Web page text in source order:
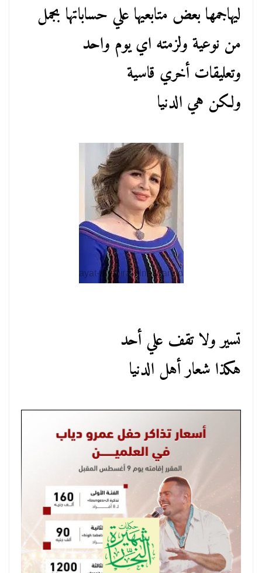
ليهاجمها بعض متابعيها علي حساباتها بجمل
من نوعية ولزمته اي يوم واحد
وتعليقات أخري قاسية
ولكن هي الدنيا
تسير ولا تقف علي أحد
هكذا شعار أهل الدنيا